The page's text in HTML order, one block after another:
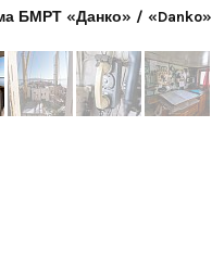
БМРТ «Данко» / «Danko»